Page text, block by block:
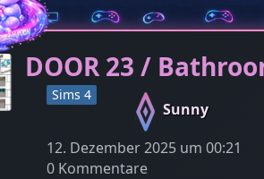
DOOR 23 /
Sims 4
Sunny
12. Dezember 2025 um 00:21
0 Kommentare